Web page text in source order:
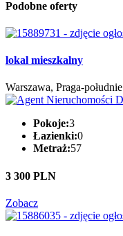
Podobne oferty
lokal mieszkalny
Warszawa, Praga-południe
Pokoje:3
Łazienki:0
Metraż:57
3 300 PLN
Zobacz